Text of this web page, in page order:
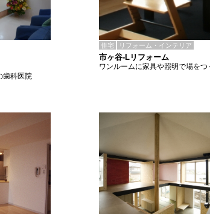
歯科医院
住宅 リフォーム・インテリア
市ヶ谷-Lリフォーム
ワンルームに家具や照明で場をつ